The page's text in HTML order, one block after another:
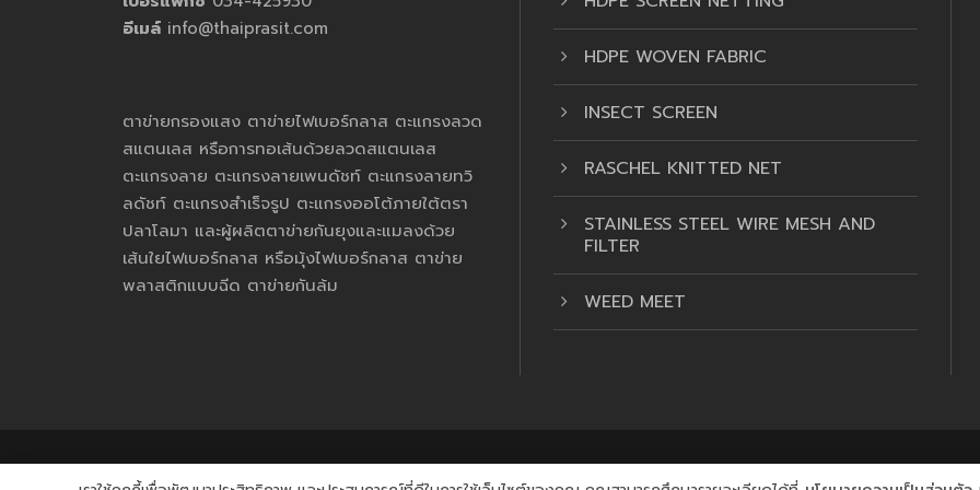
อีเมล์ info@thaiprasit.com
ตาข่ายกรองแสง ตาข่ายไฟเบอร์กลาส ตะแกรงลวด
สแตนเลส หรือการทอเส้นด้วยลวดสแตนเลส
ตะแกรงลาย ตะแกรงลายเพนดัชท์ ตะแกรงลายทวิ
ลดัชท์ ตะแกรงสำเร็จรูป ตะแกรงออโต้ภายใต้ตรา
ปลาโลมา และผู้ผลิตตาข่ายกันยุงและแมลงด้วย
เส้นใยไฟเบอร์กลาส หรือมุ้งไฟเบอร์กลาส ตาข่าย
พลาสติกแบบฉีด ตาข่ายกันล้ม
HDPE WOVEN FABRIC
INSECT SCREEN
RASCHEL KNITTED NET
STAINLESS STEEL WIRE MESH AND
FILTER
WEED MEET
COPYRIGHT 2022 THAI PRASIT TEXTILE CO., LTD, ALL RIGHT